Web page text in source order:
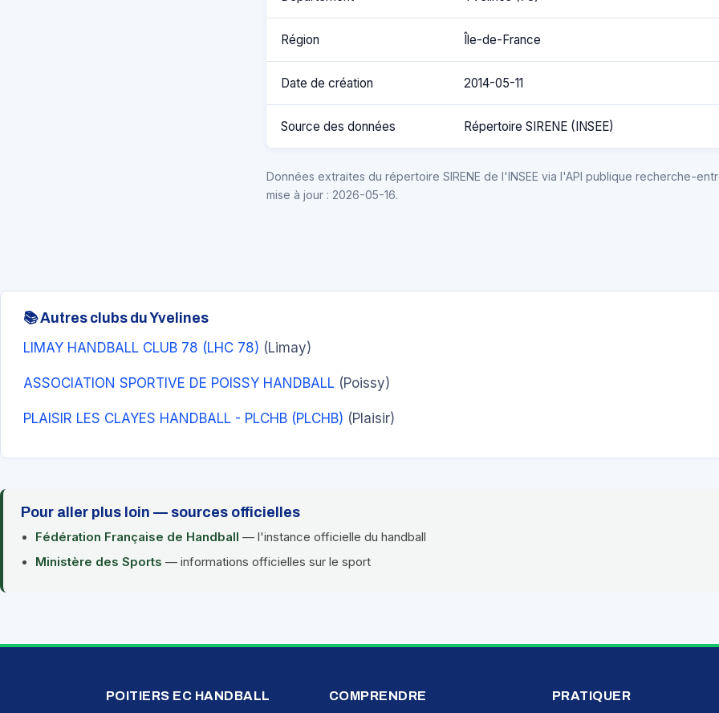
Région Île-de-France
Date de création 2014-05-11
Source des données Répertoire SIRENE (INSEE)
Données extraites du répertoire SIRENE de l'INSEE via l'API publique recherche-
mise à jour : 2026-05-16.
📚 Autres clubs du Yvelines
LIMAY HANDBALL CLUB 78 (LHC 78) (Limay)
ASSOCIATION SPORTIVE DE POISSY HANDBALL (Poissy)
PLAISIR LES CLAYES HANDBALL - PLCHB (PLCHB) (Plaisir)
Pour aller plus loin — sources officielles
Fédération Française de Handball — l'instance officielle du handball
Ministère des Sports — informations officielles sur le sport
POITIERS EC HANDBALL COMPRENDRE PRATIQUER